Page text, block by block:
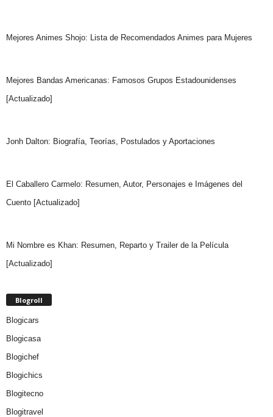
Mejores Animes Shojo: Lista de Recomendados Animes para Mujeres
Mejores Bandas Americanas: Famosos Grupos Estadounidenses
[Actualizado]
Jonh Dalton: Biografía, Teorías, Postulados y Aportaciones
El Caballero Carmelo: Resumen, Autor, Personajes e Imágenes del
Cuento [Actualizado]
Mi Nombre es Khan: Resumen, Reparto y Trailer de la Película
[Actualizado]
Blogroll
Blogicars
Blogicasa
Blogichef
Blogichics
Blogitecno
Blogitravel